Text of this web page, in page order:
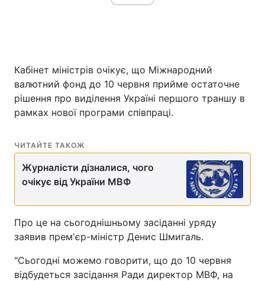
Кабінет міністрів очікує, що Міжнародний
валютний фонд до 10 червня прийме остаточне
рішення про виділення Україні першого траншу в
рамках нової програми співпраці.
ЧИТАЙТЕ ТАКОЖ
Журналісти дізналися, чого
очікує від України МВФ
Про це на сьогоднішньому засіданні уряду
заявив прем'єр-міністр Денис Шмигаль.
"Сьогодні можемо говорити, що до 10 червня
відбудеться засідання Ради директор МВФ, на